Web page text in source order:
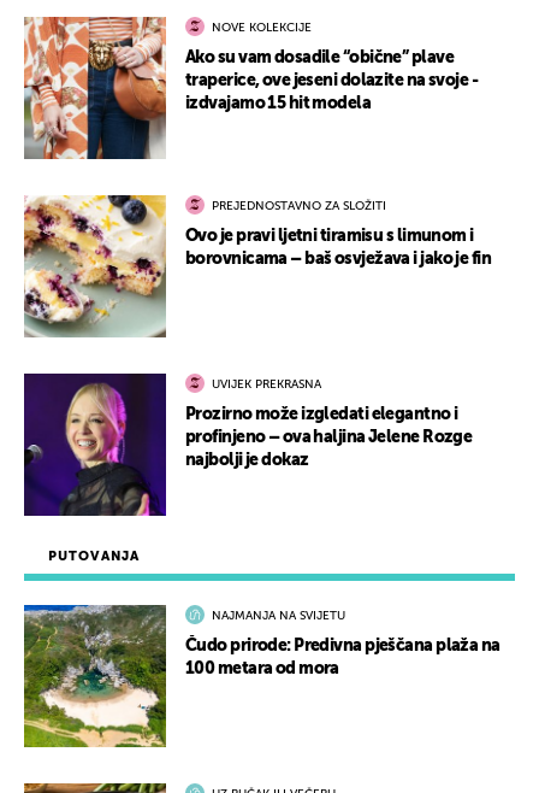
PUTOVANJA
NAJMANJA NA SVIJETU
Čudo prirode: Predivna pješčana plaža na
100 metara od mora
NOVE KOLEKCIJE
Ako su vam dosadile “obične” plave
traperice, ove jeseni dolazite na svoje -
izdvajamo 15 hit modela
PREJEDNOSTAVNO ZA SLOŽITI
Ovo je pravi ljetni tiramisu s limunom i
borovnicama – baš osvježava i jako je fin
UVIJEK PREKRASNA
Prozirno može izgledati elegantno i
profinjeno – ova haljina Jelene Rozge
najbolji je dokaz